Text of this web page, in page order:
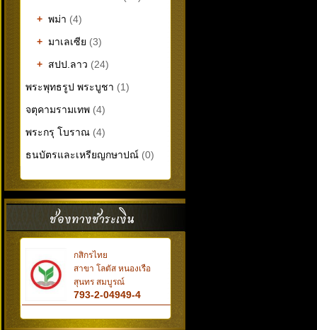
+ พม่า (4)
+ มาเลเซีย (3)
+ สปป.ลาว (24)
พระพุทธรูป พระบูชา (1)
จตุคามรามเทพ (4)
พระกรุ โบราณ (4)
ธนบัตรและเหรียญกษาปณ์ (0)
กสิกรไทย
สาขา โลตัส หนองเรือ
สุนทร สมบูรณ์
793-2-04949-4